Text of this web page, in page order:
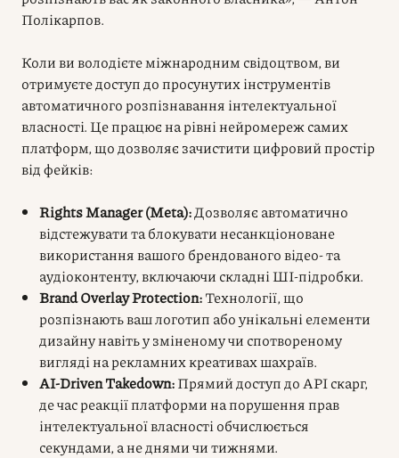
Полікарпов.
Коли ви володієте міжнародним свідоцтвом, ви
отримуєте доступ до просунутих інструментів
автоматичного розпізнавання інтелектуальної
власності. Це працює на рівні нейромереж самих
платформ, що дозволяє зачистити цифровий простір
від фейків:
Rights Manager (Meta):Дозволяє автоматично
відстежувати та блокувати несанкціоноване
використання вашого брендованого відео- та
аудіоконтенту, включаючи складні ШІ-підробки.
Brand Overlay Protection:Технології, що
розпізнають ваш логотип або унікальні елементи
дизайну навіть у зміненому чи спотвореному
вигляді на рекламних креативах шахраїв.
AI-Driven Takedown:Прямий доступ до API скарг,
де час реакції платформи на порушення прав
інтелектуальної власності обчислюється
секундами, а не днями чи тижнями.